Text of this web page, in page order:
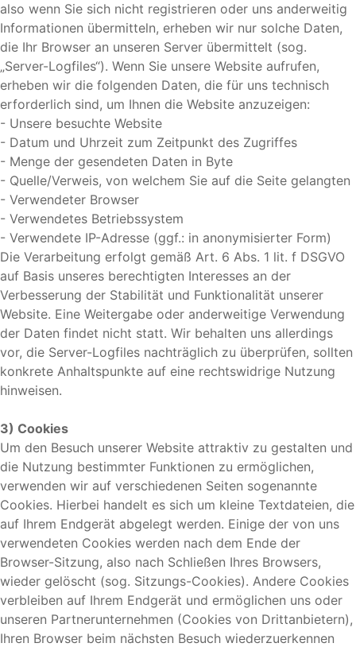
also wenn Sie sich nicht registrieren oder uns anderweitig
Informationen übermitteln, erheben wir nur solche Daten,
die Ihr Browser an unseren Server übermittelt (sog.
„Server-Logfiles“). Wenn Sie unsere Website aufrufen,
erheben wir die folgenden Daten, die für uns technisch
erforderlich sind, um Ihnen die Website anzuzeigen:
- Unsere besuchte Website
- Datum und Uhrzeit zum Zeitpunkt des Zugriffes
- Menge der gesendeten Daten in Byte
- Quelle/Verweis, von welchem Sie auf die Seite gelangten
- Verwendeter Browser
- Verwendetes Betriebssystem
- Verwendete IP-Adresse (ggf.: in anonymisierter Form)
Die Verarbeitung erfolgt gemäß Art. 6 Abs. 1 lit. f DSGVO
auf Basis unseres berechtigten Interesses an der
Verbesserung der Stabilität und Funktionalität unserer
Website. Eine Weitergabe oder anderweitige Verwendung
der Daten findet nicht statt. Wir behalten uns allerdings
vor, die Server-Logfiles nachträglich zu überprüfen, sollten
konkrete Anhaltspunkte auf eine rechtswidrige Nutzung
hinweisen.
3) Cookies
Um den Besuch unserer Website attraktiv zu gestalten und
die Nutzung bestimmter Funktionen zu ermöglichen,
verwenden wir auf verschiedenen Seiten sogenannte
Cookies. Hierbei handelt es sich um kleine Textdateien, die
auf Ihrem Endgerät abgelegt werden. Einige der von uns
verwendeten Cookies werden nach dem Ende der
Browser-Sitzung, also nach Schließen Ihres Browsers,
wieder gelöscht (sog. Sitzungs-Cookies). Andere Cookies
verbleiben auf Ihrem Endgerät und ermöglichen uns oder
unseren Partnerunternehmen (Cookies von Drittanbietern),
Ihren Browser beim nächsten Besuch wiederzuerkennen